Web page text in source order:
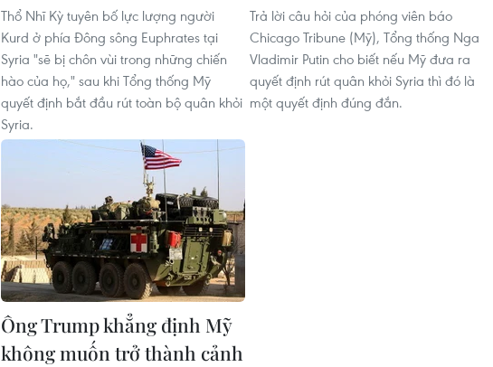
Thổ Nhĩ Kỳ tuyên bố lực lượng người
Kurd ở phía Đông sông Euphrates tại
Syria "sẽ bị chôn vùi trong những chiến
hào của họ," sau khi Tổng thống Mỹ
quyết định bắt đầu rút toàn bộ quân khỏi
Syria.
Trả lời câu hỏi của phóng viên báo
Chicago Tribune (Mỹ), Tổng thống Nga
Vladimir Putin cho biết nếu Mỹ đưa ra
quyết định rút quân khỏi Syria thì đó là
một quyết định đúng đắn.
Ông Trump khẳng định Mỹ
không muốn trở thành cảnh